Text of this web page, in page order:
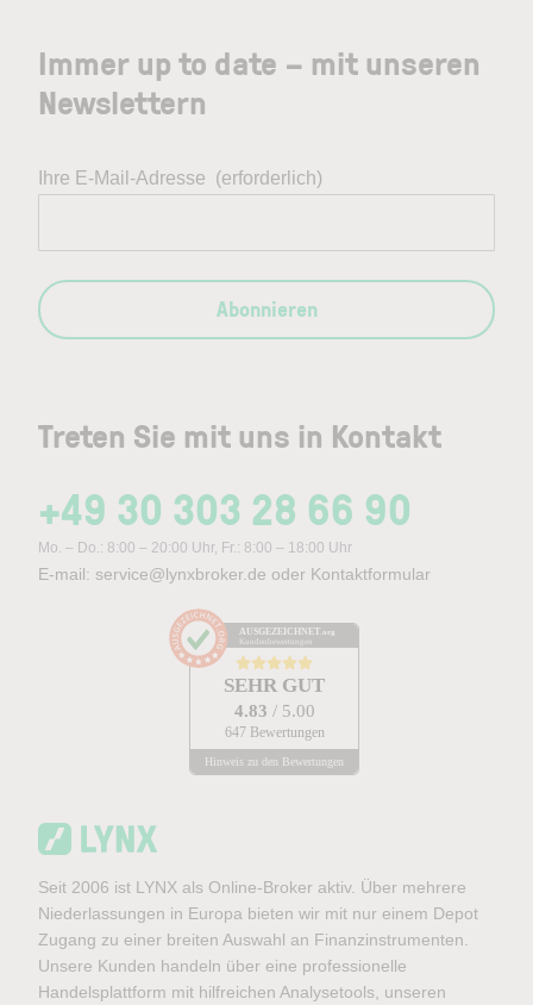
Treten Sie mit uns in Kontakt
+49 30 303 28 66 90
Mo. – Do.: 8:00 – 20:00 Uhr, Fr.: 8:00 – 18:00 Uhr
E-mail: service@lynxbroker.de oder Kontaktformular
AUSGEZEICHNET .org
Kundenbewertungen
SEHR GUT
4.83 / 5.00
647 Bewertungen
Hinweis zu den Bewertungen
Immer up to date – mit unseren
Newslettern
Ihre E-Mail-Adresse (erforderlich)
Abonnieren
Seit 2006 ist LYNX als Online-Broker aktiv. Über mehrere
Niederlassungen in Europa bieten wir mit nur einem Depot
Zugang zu einer breiten Auswahl an Finanzinstrumenten.
Unsere Kunden handeln über eine professionelle
Handelsplattform mit hilfreichen Analysetools, unseren